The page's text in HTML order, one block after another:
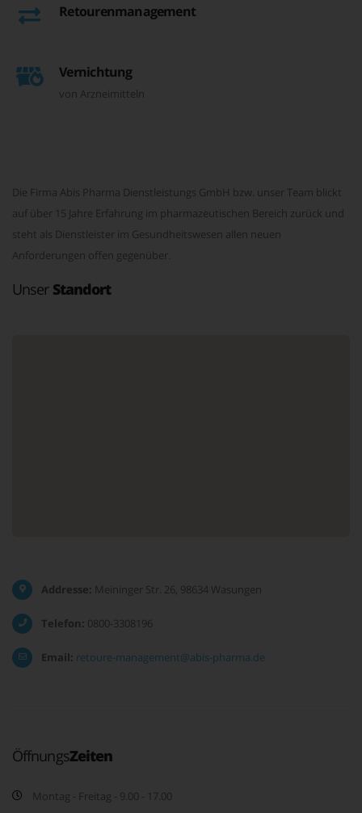
Retourenmanagement
Vernichtung
von Arzneimitteln
Die Firma Abis Pharma Dienstleistungs GmbH bzw. unser Team blickt
auf über 15 Jahre Erfahrung im pharmazeutischen Bereich zurück und
steht als Dienstleister im Gesundheitswesen allen neuen
Anforderungen offen gegenüber.
Unser Standort
Addresse: Meininger Str. 26, 98634 Wasungen
Telefon: 0800-3308196
Email: retoure-management@abis-pharma.de
ÖffnungsZeiten
Montag - Freitag - 9.00 - 17.00